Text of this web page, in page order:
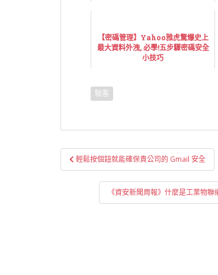
【密碼管理】Yahoo雅虎驚爆史上
最大資料外洩, 必學!五步驟密碼安全
小技巧
駭客
文
章
輕鬆按個鈕就能確保貴公司的 Gmail 安全
《資安新聞周報》什麼是工業物